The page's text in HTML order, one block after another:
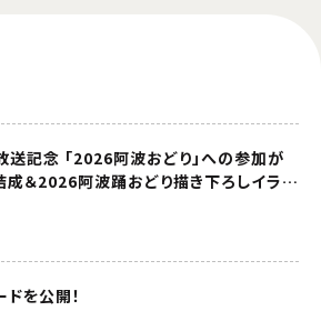
り」への参加が
成＆2026阿波踊おどり描き下ろしイラス
を公開！